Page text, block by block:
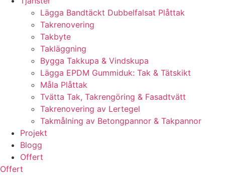
Lägga Bandtäckt Dubbelfalsat Plåttak
Takrenovering
Takbyte
Takläggning
Bygga Takkupa & Vindskupa
Lägga EPDM Gummiduk: Tak & Tätskikt
Måla Plåttak
Tvätta Tak, Takrengöring & Fasadtvätt
Takrenovering av Lertegel
Takmålning av Betongpannor & Takpannor
Projekt
Blogg
Offert
Offert